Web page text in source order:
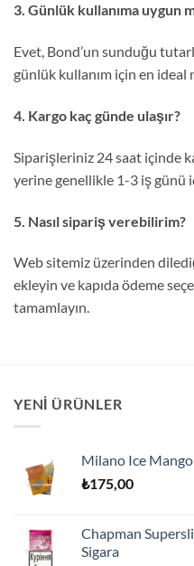
3. Günlük kullanıma uygun
Evet, Bond’un sunduğu
günlük kullanım için en
4. Kargo kaç günde ulaşır?
Siparişleriniz 24 saat içinde
yerine genellikle 1-3 iş günü
5. Nasıl sipariş verebilirim?
Web sitemiz üzerinden
ekleyin ve kapıda ödeme
tamamlayın.
YENI ÜRÜNLER
Milano Ice Mango
₺175,00
Chapman
Sigara